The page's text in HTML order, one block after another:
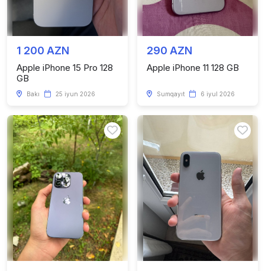
1 200 AZN
Apple iPhone 15 Pro 128
GB
Bakı 25 iyun 2026
290 AZN
Apple iPhone 11 128 GB
Sumqayıt 6 iyul 2026